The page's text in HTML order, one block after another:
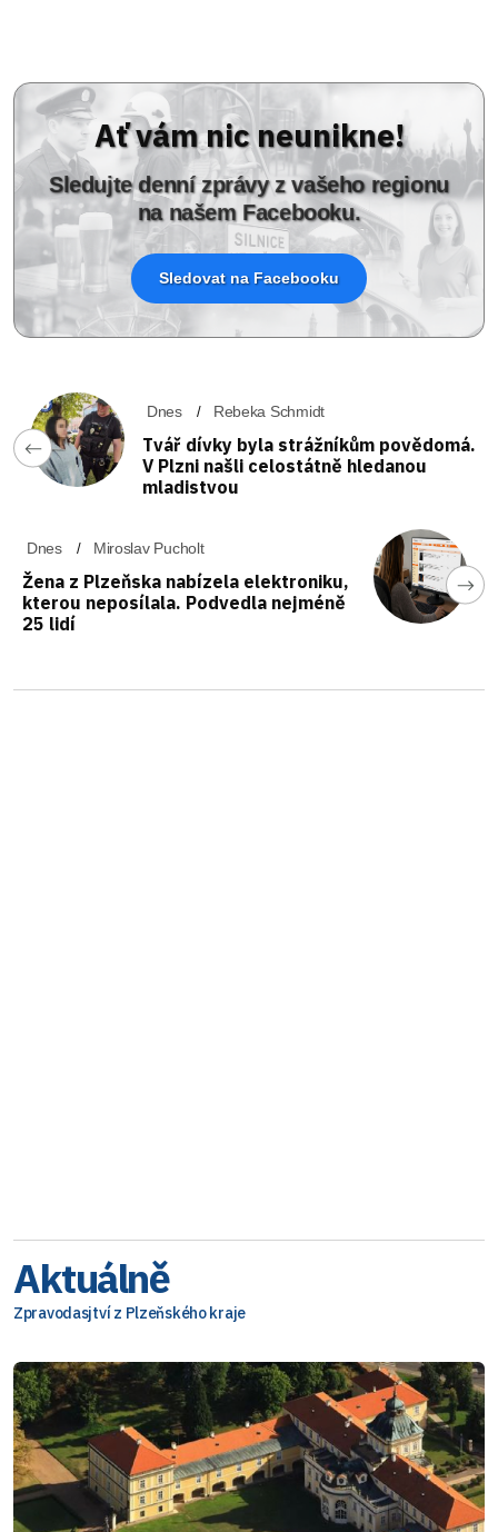
Ať vám nic neunikne!
Sledujte denní zprávy z vašeho regionu
na našem Facebooku.
Sledovat na Facebooku
Dnes Rebeka Schmidt
Tvář dívky byla strážníkům povědomá.
V Plzni našli celostátně hledanou
mladistvou
Dnes Miroslav Pucholt
Žena z Plzeňska nabízela elektroniku,
kterou neposílala. Podvedla nejméně
25 lidí
Aktuálně
Zpravodasjtví z Plzeňského kraje